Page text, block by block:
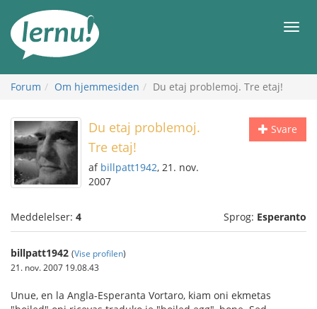
indholdet
Forum Om hjemmesiden Du etaj problemoj. Tre etaj!
Svare
Du etaj problemoj.
Tre etaj!
af billpatt1942, 21. nov.
2007
Meddelelser: 4 Sprog: Esperanto
billpatt1942 (Vise profilen)
21. nov. 2007 19.08.43
Unue, en la Angla-Esperanta Vortaro, kiam oni ekmetas